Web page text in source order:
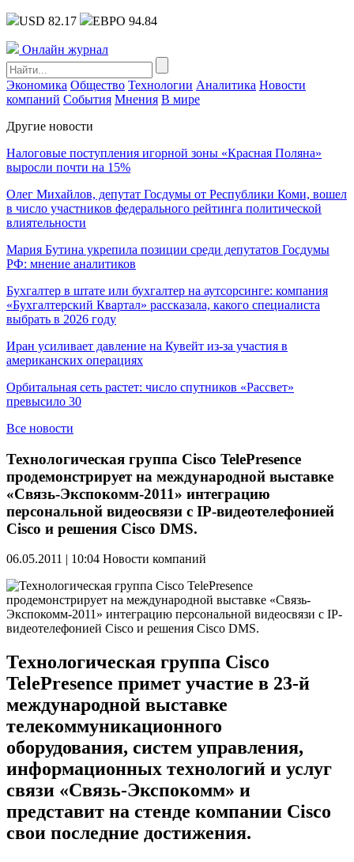
USD 82.17 ЕВРО 94.84
Онлайн журнал
Экономика Общество Технологии Аналитика Новости
компаний События Мнения В мире
Другие новости
Налоговые поступления игорной зоны «Красная Поляна»
выросли почти на 15%
Олег Михайлов, депутат Госдумы от Республики Коми, вошел
в число участников федерального рейтинга политической
влиятельности
Мария Бутина укрепила позиции среди депутатов Госдумы
РФ: мнение аналитиков
Бухгалтер в штате или бухгалтер на аутсорсинге: компания
«Бухгалтерский Квартал» рассказала, какого специалиста
выбрать в 2026 году
Иран усиливает давление на Кувейт из-за участия в
американских операциях
Орбитальная сеть растет: число спутников «Рассвет»
превысило 30
Все новости
Технологическая группа Cisco TelePresence
продемонстрирует на международной выставке
«Связь-Экспокомм-2011» интеграцию
персональной видеосвязи с IP-видеотелефонией
Cisco и решения Cisco DMS.
06.05.2011 | 10:04 Новости компаний
Технологическая группа Cisco
TelePresence примет участие в 23-й
международной выставке
телекоммуникационного
оборудования, систем управления,
информационных технологий и услуг
связи «Связь-Экспокомм» и
представит на стенде компании Cisco
свои последние достижения.